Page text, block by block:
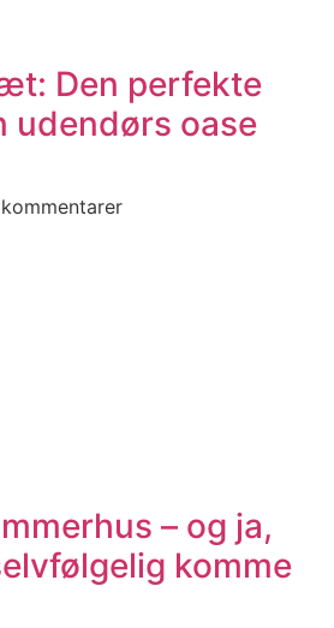
Den perfekte
udendørs oase
– og ja,
komme